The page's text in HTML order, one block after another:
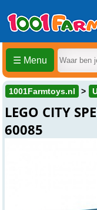
☰ Menu
1001Farmtoys.nl
LEGO CITY
60085